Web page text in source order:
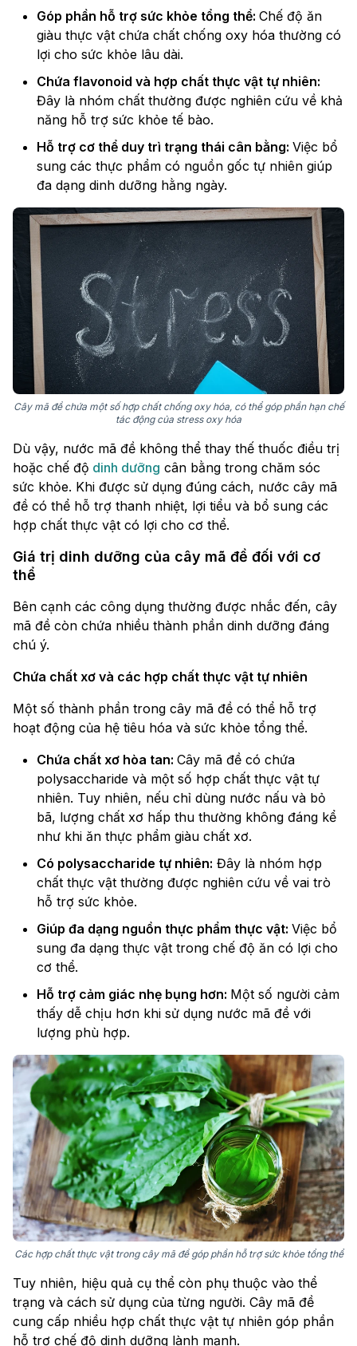
Góp phần hỗ trợ sức khỏe tổng thể: Chế độ ăn
giàu thực vật chứa chất chống oxy hóa thường có
lợi cho sức khỏe lâu dài.
Chứa flavonoid và hợp chất thực vật tự nhiên:
Đây là nhóm chất thường được nghiên cứu về khả
năng hỗ trợ sức khỏe tế bào.
Hỗ trợ cơ thể duy trì trạng thái cân bằng: Việc bổ
sung các thực phẩm có nguồn gốc tự nhiên giúp
đa dạng dinh dưỡng hằng ngày.
Cây mã đề chứa một số hợp chất chống oxy hóa, có thể góp phần hạn chế
tác động của stress oxy hóa
Dù vậy, nước mã đề không thể thay thế thuốc điều trị
hoặc chế độ dinh dưỡng cân bằng trong chăm sóc
sức khỏe. Khi được sử dụng đúng cách, nước cây mã
đề có thể hỗ trợ thanh nhiệt, lợi tiểu và bổ sung các
hợp chất thực vật có lợi cho cơ thể.
Giá trị dinh dưỡng của cây mã đề đối với cơ
thể
Bên cạnh các công dụng thường được nhắc đến, cây
mã đề còn chứa nhiều thành phần dinh dưỡng đáng
chú ý.
Chứa chất xơ và các hợp chất thực vật tự nhiên
Một số thành phần trong cây mã đề có thể hỗ trợ
hoạt động của hệ tiêu hóa và sức khỏe tổng thể.
Chứa chất xơ hòa tan: Cây mã đề có chứa
polysaccharide và một số hợp chất thực vật tự
nhiên. Tuy nhiên, nếu chỉ dùng nước nấu và bỏ
bã, lượng chất xơ hấp thu thường không đáng kể
như khi ăn thực phẩm giàu chất xơ.
Có polysaccharide tự nhiên: Đây là nhóm hợp
chất thực vật thường được nghiên cứu về vai trò
hỗ trợ sức khỏe.
Giúp đa dạng nguồn thực phẩm thực vật: Việc bổ
sung đa dạng thực vật trong chế độ ăn có lợi cho
cơ thể.
Hỗ trợ cảm giác nhẹ bụng hơn: Một số người cảm
thấy dễ chịu hơn khi sử dụng nước mã đề với
lượng phù hợp.
Các hợp chất thực vật trong cây mã đề góp phần hỗ trợ sức khỏe tổng thể
Tuy nhiên, hiệu quả cụ thể còn phụ thuộc vào thể
trạng và cách sử dụng của từng người. Cây mã đề
cung cấp nhiều hợp chất thực vật tự nhiên góp phần
hỗ trợ chế độ dinh dưỡng lành mạnh.